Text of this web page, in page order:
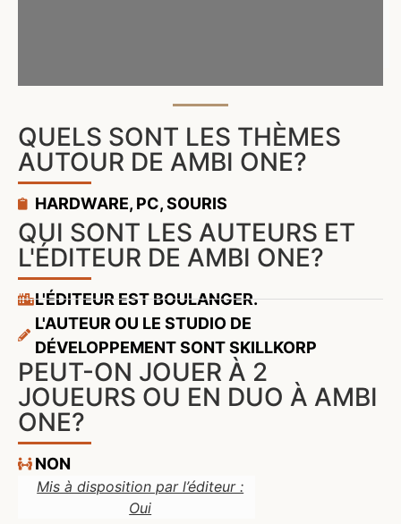
QUELS SONT LES THÈMES
AUTOUR DE AMBI ONE?
HARDWARE, PC,SOURIS
QUI SONT LES AUTEURS ET
L'ÉDITEUR DE AMBI ONE?
L'ÉDITEUR EST BOULANGER.
L'AUTEUR OU LE STUDIO DE
DÉVELOPPEMENT SONT SKILLKORP
PEUT-ON JOUER À 2
JOUEURS OU EN DUO À AMBI
ONE?
NON
Mis à disposition par l’éditeur :
Oui